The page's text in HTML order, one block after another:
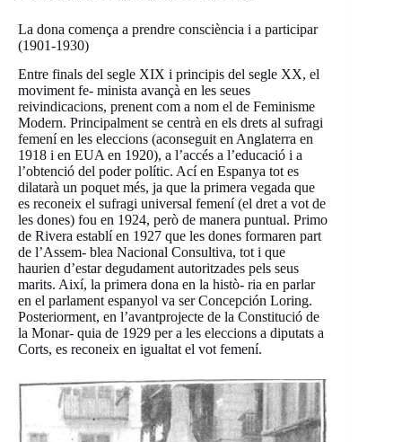
La dona comença a prendre consciència i a participar
(1901-1930)
Entre finals del segle XIX i principis del segle XX, el
moviment fe- minista avançà en les seues
reivindicacions, prenent com a nom el de Feminisme
Modern. Principalment se centrà en els drets al sufragi
femení en les eleccions (aconseguit en Anglaterra en
1918 i en EUA en 1920), a l’accés a l’educació i a
l’obtenció del poder polític. Ací en Espanya tot es
dilatarà un poquet més, ja que la primera vegada que
es reconeix el sufragi universal femení (el dret a vot de
les dones) fou en 1924, però de manera puntual. Primo
de Rivera establí en 1927 que les dones formaren part
de l’Assem- blea Nacional Consultiva, tot i que
haurien d’estar degudament autoritzades pels seus
marits. Així, la primera dona en la histò- ria en parlar
en el parlament espanyol va ser Concepción Loring.
Posteriorment, en l’avantprojecte de la Constitució de
la Monar- quia de 1929 per a les eleccions a diputats a
Corts, es reconeix en igualtat el vot femení.